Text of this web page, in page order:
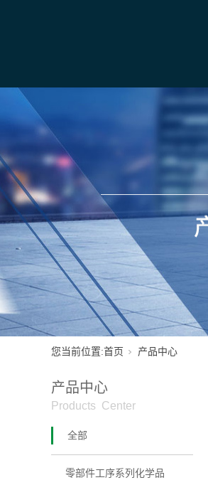
您当前位置:首页 产品中心
产品中心
Products Center
全部
零部件工序系列化学品